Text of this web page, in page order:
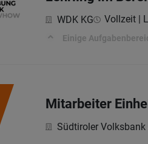
WDK KG Vollzeit |
Einige
Mitarbeiter
Südtiroler Volksbank